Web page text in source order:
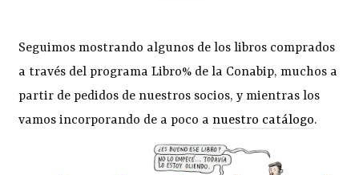
Seguimos mostrando algunos de los libros comprados
a través del programa Libro% de la Conabip, muchos a
partir de pedidos de nuestros socios, y mientras los
vamos incorporando de a poco anuestro catálogo.